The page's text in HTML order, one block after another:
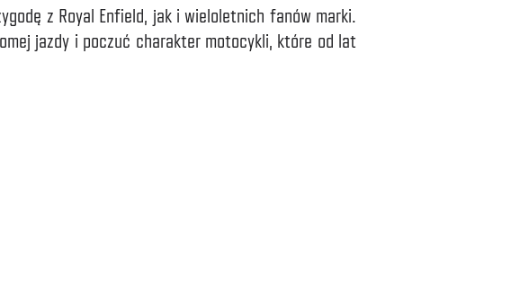
z Royal Enfield, jak i wieloletnich fanów marki.
jazdy i poczuć charakter motocykli, które od lat